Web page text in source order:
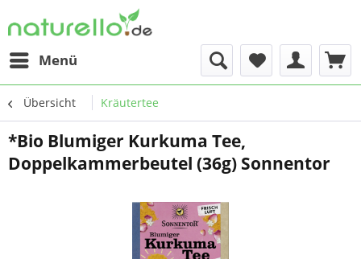
Menü
Übersicht Kräutertee
*Bio Blumiger Kurkuma Tee,
Doppelkammerbeutel (36g) Sonnentor